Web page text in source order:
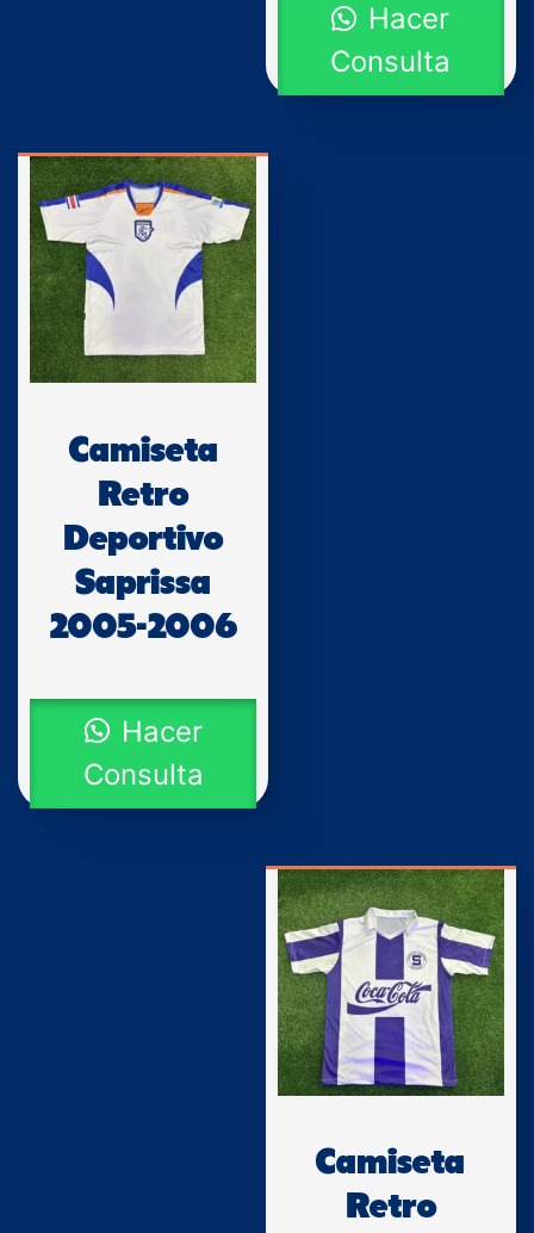
Hacer
Consulta
Camiseta
Retro
Deportivo
Saprissa
2005-2006
Hacer
Consulta
Camiseta
Retro